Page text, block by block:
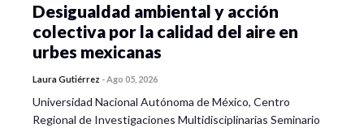
Desigualdad ambiental y acción
colectiva por la calidad del aire en
urbes mexicanas
Laura Gutiérrez -Ago 05, 2026
Universidad Nacional Autónoma de México, Centro
Regional de Investigaciones Multidisciplinarias Seminario